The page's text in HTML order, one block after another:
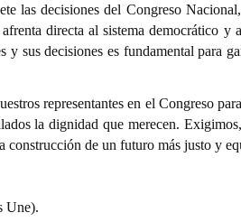
las decisiones del Congreso
directa al sistema democrático y
sus decisiones es fundamental para
representantes en el Congreso
la dignidad que merecen.
construcción de un futuro más justo y
Une).